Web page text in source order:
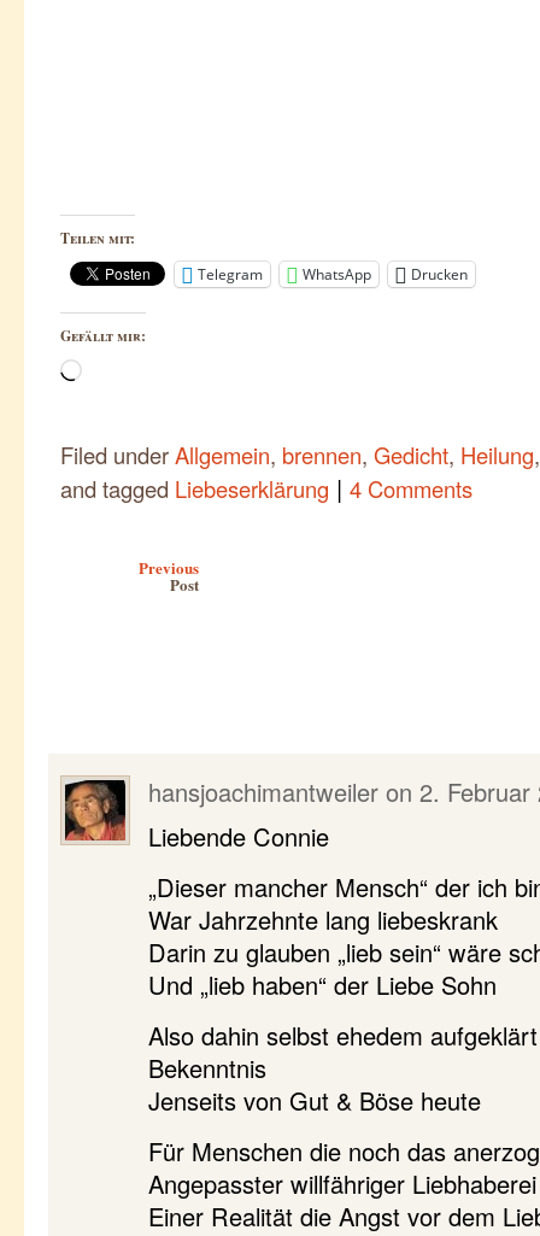
Teilen mit:
Telegram
WhatsApp Drucken
Gefällt mir:
Wird
Filed underAllgemein, brennen, Gedicht, Heilung
and tagged Liebeserklärung | 4 Comments
Previous
Post
hansjoachimantweiler on 2. Februar
Liebende Connie
„Dieser mancher Mensch“ der ich
War Jahrzehnte lang liebeskrank
Darin zu glauben „lieb sein“ wäre
Und „lieb haben“ der Liebe Sohn
Also dahin selbst ehedem
Bekenntnis
Jenseits von Gut & Böse heute
Für Menschen die noch das
Angepasster willfähriger
Einer Realität die Angst vor dem